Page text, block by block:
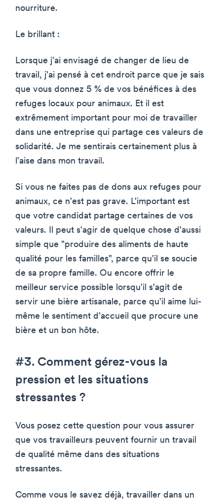
nourriture.
Le brillant :
Lorsque j'ai envisagé de changer de lieu de
travail, j'ai pensé à cet endroit parce que je sais
que vous donnez 5 % de vos bénéfices à des
refuges locaux pour animaux. Et il est
extrêmement important pour moi de travailler
dans une entreprise qui partage ces valeurs de
solidarité. Je me sentirais certainement plus à
l'aise dans mon travail.
Si vous ne faites pas de dons aux refuges pour
animaux, ce n'est pas grave. L'important est
que votre candidat partage certaines de vos
valeurs. Il peut s'agir de quelque chose d'aussi
simple que "produire des aliments de haute
qualité pour les familles", parce qu'il se soucie
de sa propre famille. Ou encore offrir le
meilleur service possible lorsqu'il s'agit de
servir une bière artisanale, parce qu'il aime lui-
même le sentiment d'accueil que procure une
bière et un bon hôte.
#3. Comment gérez-vous la
pression et les situations
stressantes ?
Vous posez cette question pour vous assurer
que vos travailleurs peuvent fournir un travail
de qualité même dans des situations
stressantes.
Comme vous le savez déjà, travailler dans un